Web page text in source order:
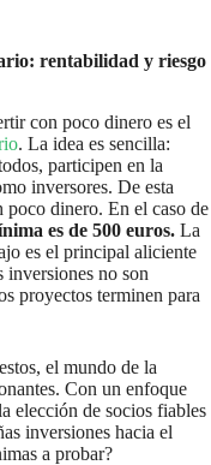
rentabilidad y riesgo
con poco dinero es el
. La idea es sencilla:
participen en la
inversores. De esta
poco dinero. En el caso de
es de 500 euros. La
es el principal aliciente
inversiones no son
proyectos terminen para
el mundo de la
Con un enfoque
elección de socios fiables
inversiones hacia el
a probar?